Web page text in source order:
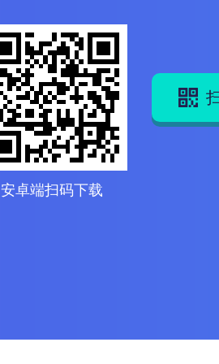
安卓端扫码下载